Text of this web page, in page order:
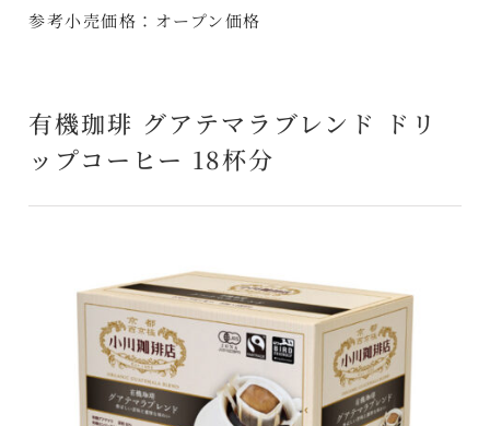
参考小売価格：オープン価格
有機珈琲 グアテマラブレンド ドリ
ップコーヒー 18杯分